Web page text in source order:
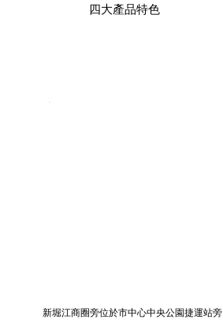
四大產品特色
新堀江商圈旁位於市中心中央公園捷運站旁